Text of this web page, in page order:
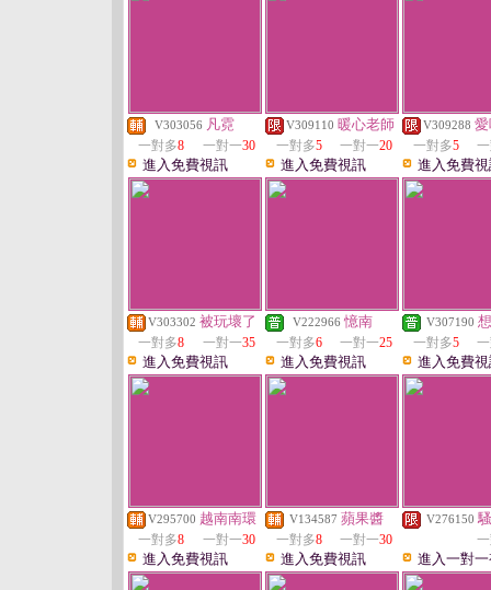
V303056 凡霓
一對多8 一對一30
進入免費視訊
V309110 暖心老師
一對多5 一對一20
進入免費視訊
V309288
一對多5
進入免費
V303302 被玩壞了
一對多8 一對一35
進入免費視訊
V222966 憶南
一對多6 一對一25
進入免費視訊
V307190
一對多5
進入免費
V295700 越南南環
一對多8 一對一30
進入免費視訊
V134587 蘋果醬
一對多8 一對一30
進入免費視訊
V276150
進入一對